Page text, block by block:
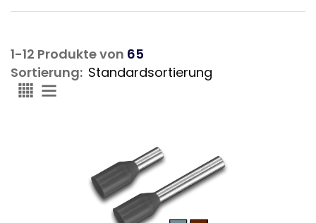
1-12 Produkte von 65
Sortierung: